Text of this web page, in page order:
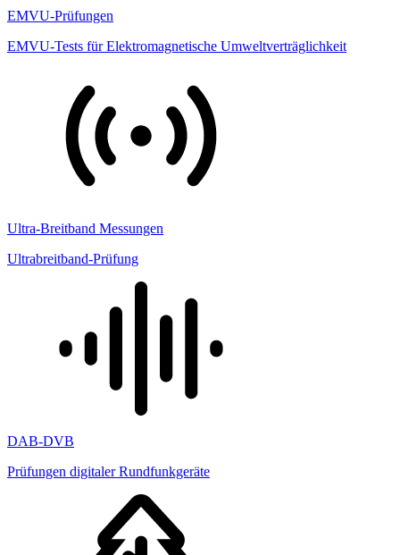
EMVU-Prüfungen
EMVU-Tests für Elektromagnetische Umweltverträglichkeit
Ultra-Breitband Messungen
Ultrabreitband-Prüfung
DAB-DVB
Prüfungen digitaler Rundfunkgeräte